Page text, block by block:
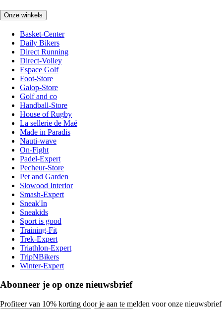
Onze winkels
Basket-Center
Daily Bikers
Direct Running
Direct-Volley
Espace Golf
Foot-Store
Galop-Store
Golf and co
Handball-Store
House of Rugby
La sellerie de Maé
Made in Paradis
Nauti-wave
On-Fight
Padel-Expert
Pecheur-Store
Pet and Garden
Slowood Interior
Smash-Expert
Sneak'In
Sneakids
Sport is good
Training-Fit
Trek-Expert
Triathlon-Expert
TripNBikers
Winter-Expert
Abonneer je op onze nieuwsbrief
Profiteer van 10% korting door je aan te melden voor onze nieuwsbrief